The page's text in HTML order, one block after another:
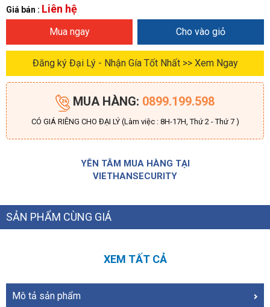
Giá bán : Liên hệ
Mua ngay Cho vào giỏ
Đăng ký Đại Lý - Nhận Gía Tốt Nhất >> Xem Ngay
MUA HÀNG: 0899.199.598
CÓ GIÁ RIÊNG CHO ĐẠI LÝ (Làm việc : 8H-17H, Thứ 2 - Thứ 7 )
YÊN TÂM MUA HÀNG TẠI
VIETHANSECURITY
SẢN PHẨM CÙNG GIÁ
XEM TẤT CẢ
Mô tả sản phẩm